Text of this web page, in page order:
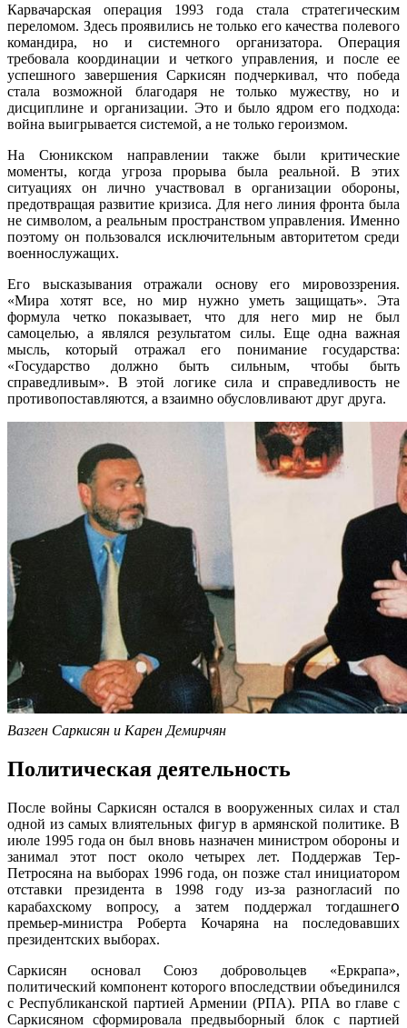
Карвачарская операция 1993 года стала стратегическим
переломом. Здесь проявились не только его качества полевого
командира, но и системного организатора. Операция
требовала координации и четкого управления, и после ее
успешного завершения Саркисян подчеркивал, что победа
стала возможной благодаря не только мужеству, но и
дисциплине и организации. Это и было ядром его подхода:
война выигрывается системой, а не только героизмом.
На Сюникском направлении также были критические
моменты, когда угроза прорыва была реальной. В этих
ситуациях он лично участвовал в организации обороны,
предотвращая развитие кризиса. Для него линия фронта была
не символом, а реальным пространством управления. Именно
поэтому он пользовался исключительным авторитетом среди
военнослужащих.
Его высказывания отражали основу его мировоззрения.
«Мира хотят все, но мир нужно уметь защищать». Эта
формула четко показывает, что для него мир не был
самоцелью, а являлся результатом силы. Еще одна важная
мысль, который отражал его понимание государства:
«Государство должно быть сильным, чтобы быть
справедливым». В этой логике сила и справедливость не
противопоставляются, а взаимно обусловливают друг друга.
Вазген Саркисян и Карен Демирчян
Политическая деятельность
После войны Саркисян остался в вооруженных силах и стал
одной из самых влиятельных фигур в армянской политике. В
июле 1995 года он был вновь назначен министром обороны и
занимал этот пост около четырех лет. Поддержав Тер-
Петросяна на выборах 1996 года, он позже стал инициатором
отставки президента в 1998 году из-за разногласий по
карабахскому вопросу, а затем поддержал тогдашнегօ
премьер-министра Роберта Кочаряна на последовавших
президентских выборах.
Саркисян основал Союз добровольцев «Еркрапа»,
политический компонент которого впоследствии объединился
с Республиканской партией Армении (РПА). РПА во главе с
Саркисяном сформировала предвыборный блок с партией